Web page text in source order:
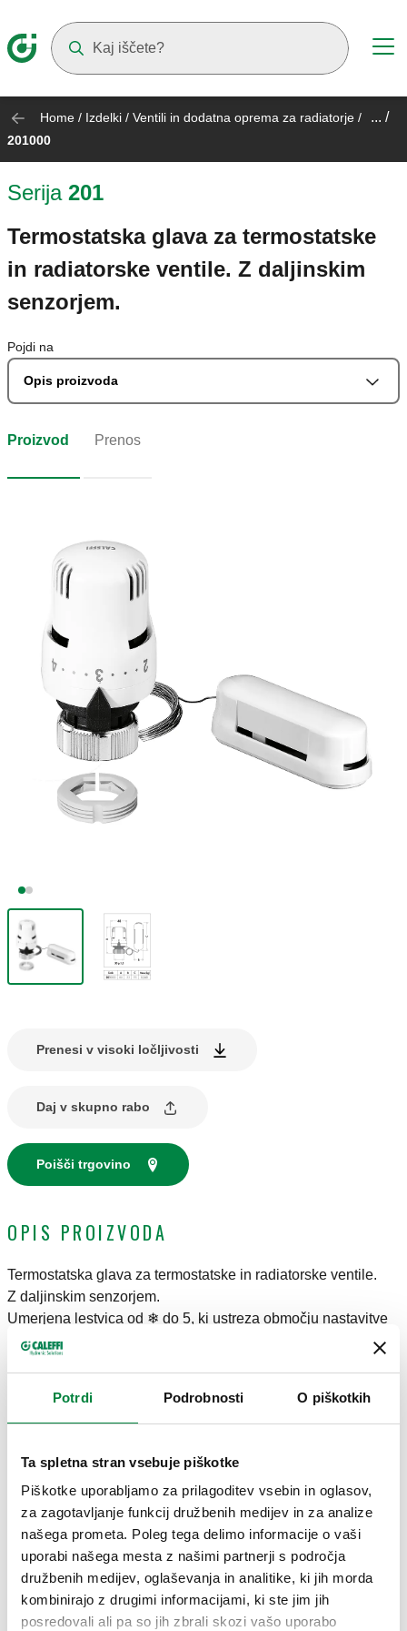
Potrdi Podrobnosti O piškotkih
Ta spletna stran vsebuje piškotke
Piškotke uporabljamo za prilagoditev vsebin in oglasov,
za zagotavljanje funkcij družbenih medijev in za analize
našega prometa. Poleg tega delimo informacije o vaši
uporabi našega mesta z našimi partnerji s področja
družbenih medijev, oglaševanja in analitike, ki jih morda
kombinirajo z drugimi informacijami, ki ste jim jih
posredovali ali pa so jih zbrali skozi vašo uporabo
Home / Izdelki / Ventili in dodatna oprema za radiatorje / ... /
201000
Serija 201
Termostatska glava za termostatske
in radiatorske ventile. Z daljinskim
senzorjem.
Pojdi na
Opis proizvoda
Proizvod Prenos
Prenesi v visoki ločljivosti
Daj v skupno rabo
Poišči trgovino
OPIS PROIZVODA
Termostatska glava za termostatske in radiatorske ventile.
Z daljinskim senzorjem.
Umerjena lestvica od ❄ do 5, ki ustreza območju nastavitve
temperature od 7 °C do 28 °C.
TEHNIČNI PODATKI
Dolžina kapilare:2 m
NOTE
Za radiatorske ventile serij 338, 339, 401, 402, 425, 426, 421,
422, 455, 456, 230, 231, 232, 233, 234, 237, 220, 221, 222,
223, 224, 225, 226 in 227.